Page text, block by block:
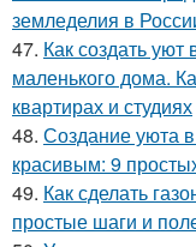
земледелия в
47. Как создать
маленького дома.
квартирах и студиях
48. Создание уюта
красивым: 9
49. Как сделать
простые шаги и